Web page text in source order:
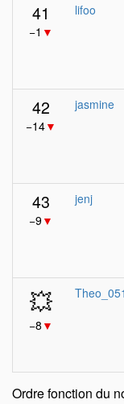
41
−1 ▼
lifoo
42
−14▼
jasmine
43
−9▼
jenj
💥
−8 ▼
Ordre fonction du